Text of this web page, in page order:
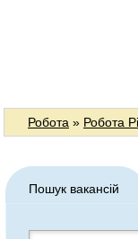
Робота » Робота
Пошук вакансій